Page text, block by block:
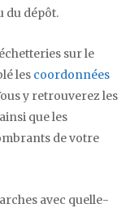
du dépôt.
sur le
les coordonnées
y retrouverez les
que les
de votre
avec quelle-